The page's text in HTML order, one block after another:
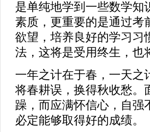
是单纯地学到一些数学知
素质，更重要的是通过考
欲望，培养良好的学习习
法，这将是受用终生，也
一年之计在于春，一天之
将春耕误，换得秋收愁。
躁，而应满怀信心，自强
必定能够取得好的成绩。